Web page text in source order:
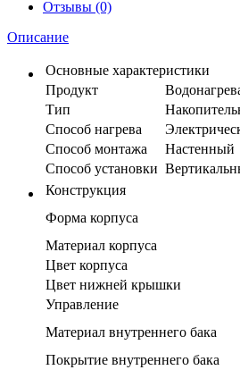
Отзывы (0)
Описание
Основные характеристики
Продукт
Тип
Способ нагрева
Способ монтажа
Настенный
Способ установки
Конструкция
Форма корпуса
Материал корпуса
Цвет корпуса
Цвет нижней крышки
Управление
Материал внутреннего бака
Покрытие внутреннего бака